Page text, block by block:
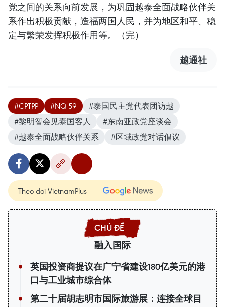
党之间的关系向前发展，为巩固越泰全面战略伙伴关
系作出积极贡献，造福两国人民，并为地区和平、稳
定与繁荣发挥积极作用等。（完）
越通社
#CPTPP #NQ 59
#泰国民主党代表团访越
#黎明智会见泰国客人
#东南亚政党座谈会
#越泰全面战略伙伴关系
#区域政党对话倡议
Theo dõi VietnamPlus
融入国际
英国投资商提议在广宁省建设180亿美元的港
口与工业城市综合体
第二十届胡志明市国际旅游展：连接全球目